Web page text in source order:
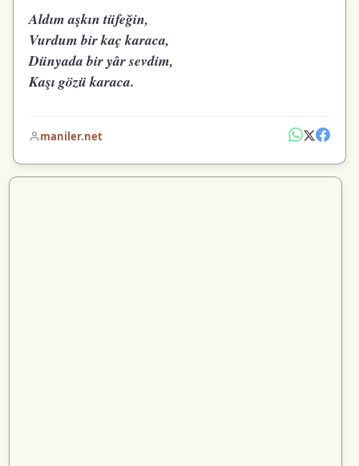
Aldım aşkın tüfeğin,
Vurdum bir kaç karaca,
Dünyada bir yâr sevdim,
Kaşı gözü karaca.
maniler.net